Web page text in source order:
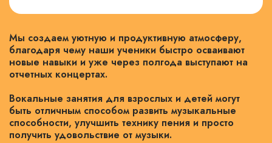
Мы создаем уютную и продуктивную атмосферу,
благодаря чему наши ученики быстро осваивают
новые навыки и уже через полгода выступают на
отчетных концертах.
Вокальные занятия для взрослых и детей могут
быть отличным способом развить музыкальные
способности, улучшить технику пения и просто
получить удовольствие от музыки.